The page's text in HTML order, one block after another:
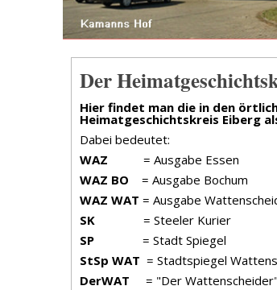
Der
Hier findet man die in den
Heimatgeschichtskreis Eiberg
Dabei bedeutet:
WAZ = Ausgabe Essen
WAZ BO = Ausgabe Bochum
WAZ WAT = Ausgabe
SK= Steeler Kurier
SP
= Stadt Spiegel
StSp WAT = Stadtspiegel
DerWAT = "Der